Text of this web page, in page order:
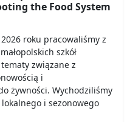
the Food System
roku pracowaliśmy z
szkół
związane z
i
żywności. Wychodziliśmy
i sezonowego